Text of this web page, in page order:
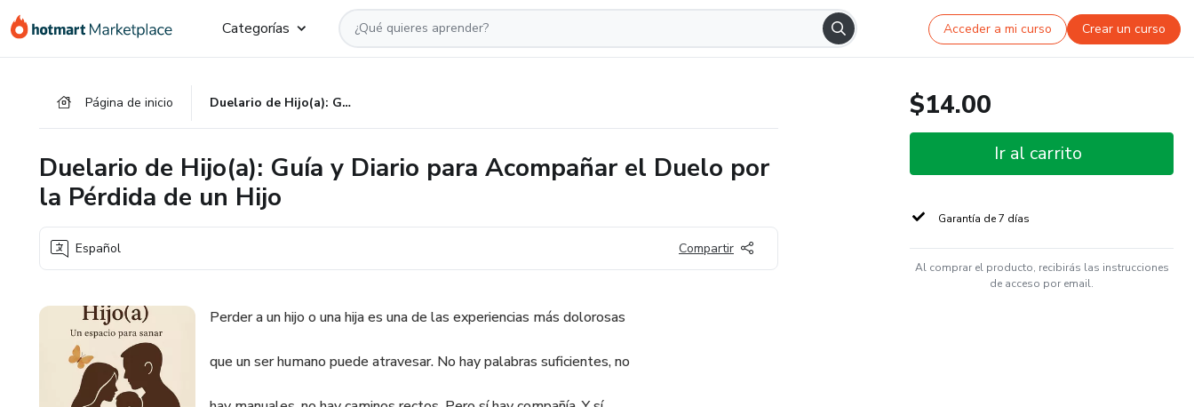
Categorías Acceder a mi curso Crear un curso
Página de inicio Duelario de Hijo(a): Guía y Diario para Acompañar el Duelo por la Pérdida de un Hijo
Duelario de Hijo(a): Guía y Diario para Acompañar el Duelo por
la Pérdida de un Hijo
Español Compartir
Perder a un hijo o una hija es una de las experiencias más dolorosas
que un ser humano puede atravesar. No hay palabras suficientes, no
$14.00
Ir al carrito
Garantía de 7 días
Al comprar el producto, recibirás las instrucciones
de acceso por email.